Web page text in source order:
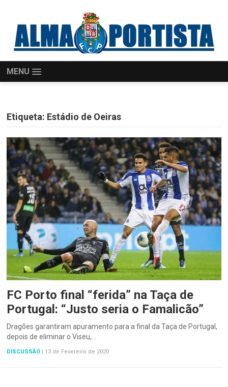
MENU
Etiqueta: Estádio de Oeiras
FC Porto final “ferida” na Taça de
Portugal: “Justo seria o Famalicão”
Dragões garantiram apuramento para a final da Taça de Portugal,
depois de eliminar o Viseu,…
DISCUSSÃO | 13 de Fevereiro de 2020